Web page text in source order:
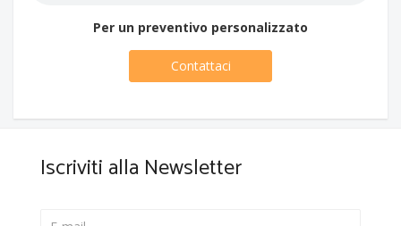
Per un preventivo personalizzato
Contattaci
Iscriviti alla Newsletter